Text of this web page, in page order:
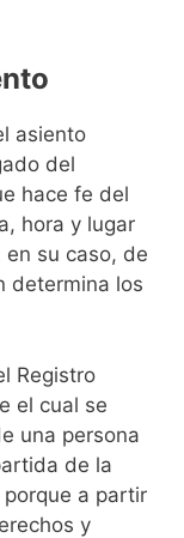
asiento
del
hace fe del
hora y lugar
en su caso, de
determina los
Registro
el cual se
una persona
de la
a partir
y